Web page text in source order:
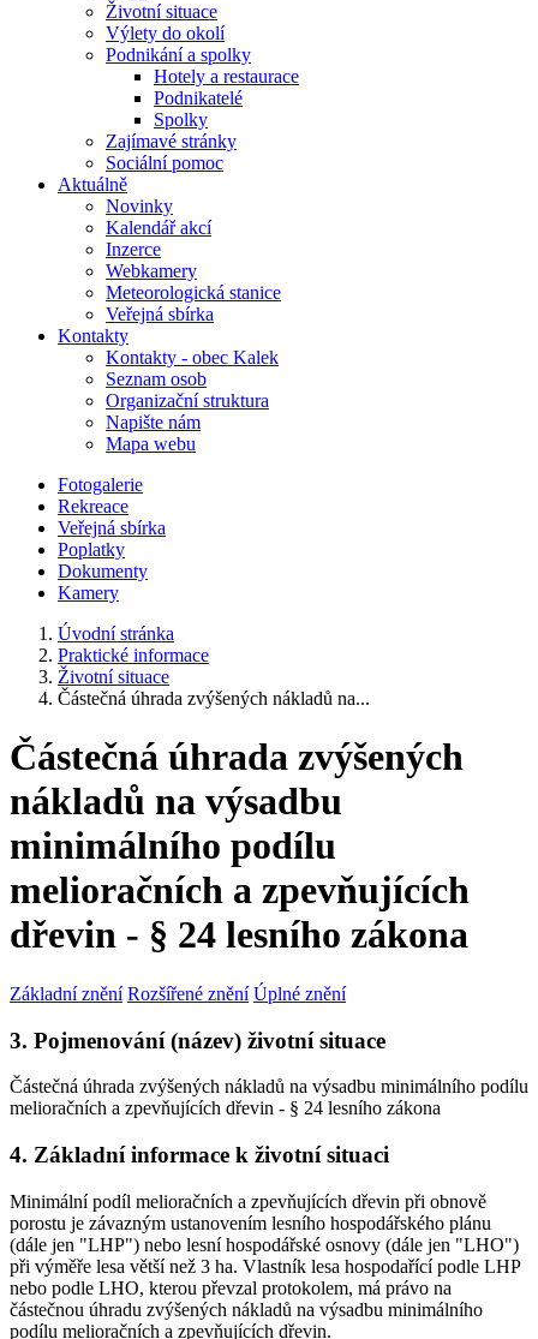
Životní situace
Výlety do okolí
Podnikání a spolky
Hotely a restaurace
Podnikatelé
Spolky
Zajímavé stránky
Sociální pomoc
Aktuálně
Novinky
Kalendář akcí
Inzerce
Webkamery
Meteorologická stanice
Veřejná sbírka
Kontakty
Kontakty - obec Kalek
Seznam osob
Organizační struktura
Napište nám
Mapa webu
Fotogalerie
Rekreace
Veřejná sbírka
Poplatky
Dokumenty
Kamery
Úvodní stránka
Praktické informace
Životní situace
Částečná úhrada zvýšených nákladů na...
Částečná úhrada zvýšených
nákladů na výsadbu
minimálního podílu
melioračních a zpevňujících
dřevin - § 24 lesního zákona
Základní znění Rozšířené znění Úplné znění
3. Pojmenování (název) životní situace
Částečná úhrada zvýšených nákladů na výsadbu minimálního podílu
melioračních a zpevňujících dřevin - § 24 lesního zákona
4. Základní informace k životní situaci
Minimální podíl melioračních a zpevňujících dřevin při obnově
porostu je závazným ustanovením lesního hospodářského plánu
(dále jen "LHP") nebo lesní hospodářské osnovy (dále jen "LHO")
při výměře lesa větší než 3 ha. Vlastník lesa hospodařící podle LHP
nebo podle LHO, kterou převzal protokolem, má právo na
částečnou úhradu zvýšených nákladů na výsadbu minimálního
podílu melioračních a zpevňujících dřevin.